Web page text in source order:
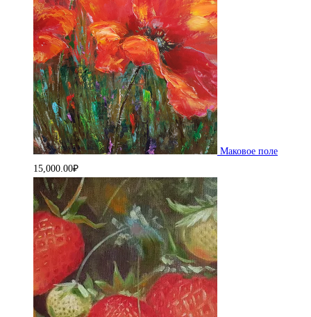
Маковое поле
15,000.00₽